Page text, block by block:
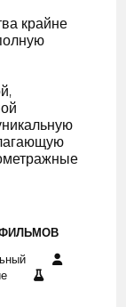
крайне